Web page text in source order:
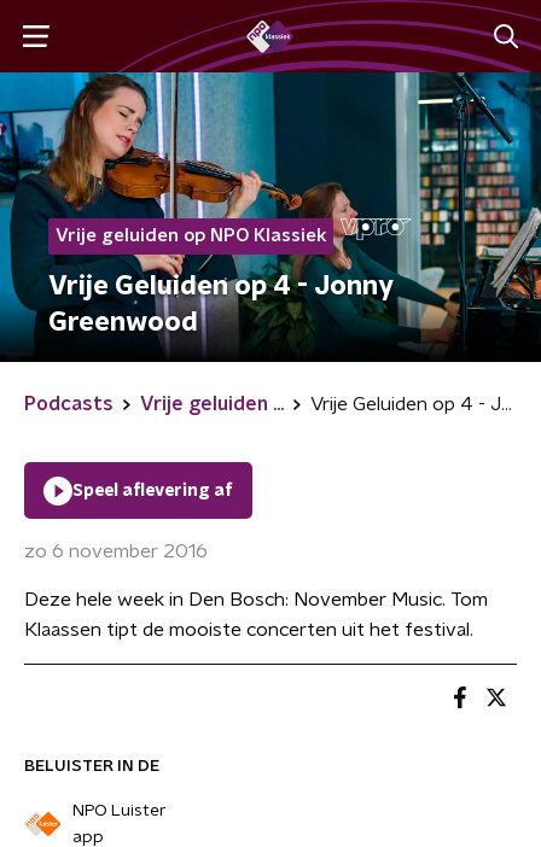
Vrije geluiden op NPO Klassiek
Vrije Geluiden op 4 - Jonny
Greenwood
Podcasts Vrije geluiden ... Vrije Geluiden op 4 - Jonny Greenwood
BELUISTER IN DE
NPO Luister
app
Speel aflevering af
zo 6 november 2016
Deze hele week in Den Bosch: November Music. Tom
Klaassen tipt de mooiste concerten uit het festival.